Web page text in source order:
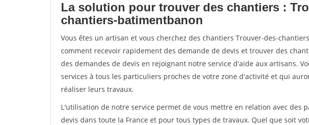
La solution pour trouver des chantiers :
chantiers-batimentbanon
Vous êtes un artisan et vous cherchez des chantiers Trouver-des-
comment recevoir rapidement des demande de devis et trouver des
des demandes de devis en rejoignant notre service d'aide aux artisans.
services à tous les particuliers proches de votre zone d'activité et qui
réaliser leurs travaux.
L'utilisation de notre service permet de vous mettre en relation avec des
devis dans toute la France et pour tous types de travaux. Quel que soit